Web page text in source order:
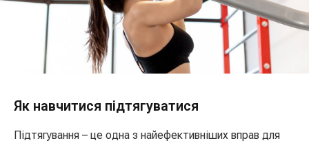
Як навчитися підтягуватися
Підтягування – це одна з найефективніших вправ для